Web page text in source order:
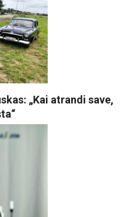
„Kai atrandi save,